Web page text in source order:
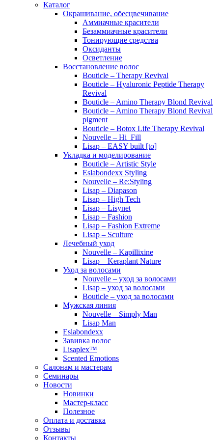
Каталог
Окрашивание, обесцвечивание
Аммиачные красители
Безаммиачные красители
Тонирующие средства
Оксиданты
Осветление
Восстановление волос
Bouticle – Therapy Revival
Bouticle – Hyaluronic Peptide Therapy
Revival
Bouticle – Amino Therapy Blond Revival
Bouticle – Amino Therapy Blond Revival
pigment
Bouticle – Botox Life Therapy Revival
Nouvelle – Hi_Fill
Lisap – EASY built [to]
Укладка и моделирование
Bouticle – Artistic Style
Eslabondexx Styling
Nouvelle – Re:Styling
Lisap – Diapason
Lisap – High Tech
Lisap – Lisynet
Lisap – Fashion
Lisap – Fashion Extreme
Lisap – Sculture
Лечебный уход
Nouvelle – Kapillixine
Lisap – Keraplant Nature
Уход за волосами
Nouvelle – уход за волосами
Lisap – уход за волосами
Bouticle – уход за волосами
Мужская линия
Nouvelle – Simply Man
Lisap Man
Eslabondexx
Завивка волос
Lisaplex™
Scented Emotions
Салонам и мастерам
Семинары
Новости
Новинки
Мастер-класс
Полезное
Оплата и доставка
Отзывы
Контакты